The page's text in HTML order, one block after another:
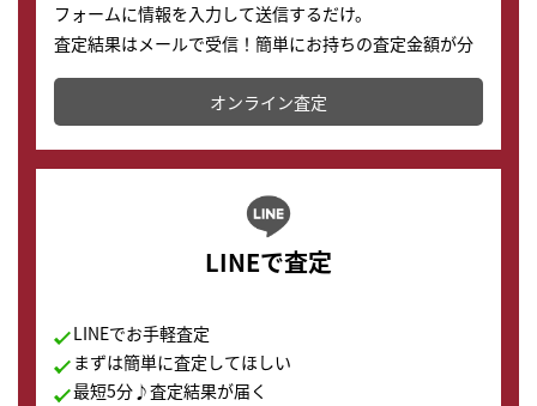
フォームに情報を入力して送信するだけ。
査定結果はメールで受信！簡単にお持ちの査定金額が分
かります。
オンライン査定
LINEで査定
LINEでお手軽査定
まずは簡単に査定してほしい
最短5分♪査定結果が届く